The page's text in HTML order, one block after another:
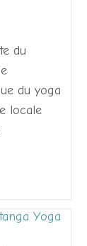
du
du yoga
locale